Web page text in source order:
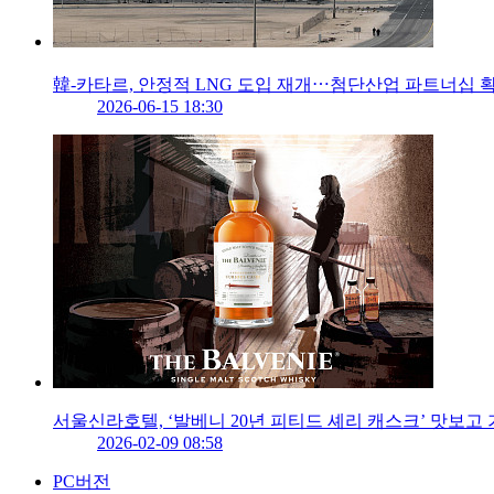
韓-카타르, 안정적 LNG 도입 재개⋯첨단산업 파트너십
2026-06-15 18:30
서울신라호텔, ‘발베니 20년 피티드 셰리 캐스크’ 맛보고
2026-02-09 08:58
PC버전